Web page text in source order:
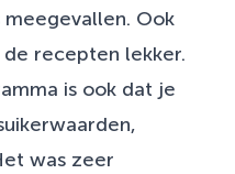
meegevallen. Ook
recepten lekker.
is ook dat je
was zeer